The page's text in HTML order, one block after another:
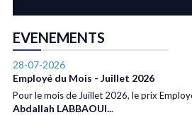
EVENEMENTS
28-07-2026
Employé du Mois - Juillet 2026
Pour le mois de Juillet 2026, le prix
Abdallah LABBAOUI...